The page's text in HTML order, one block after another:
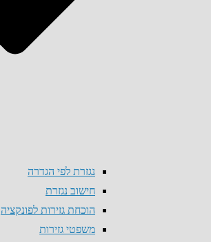
נגזרת לפי הגדרה
חישוב נגזרת
הוכחת גזירות לפונקציה
משפטי גזירות